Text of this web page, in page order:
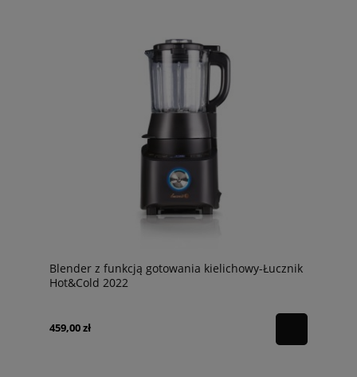
Blender z funkcją gotowania kielichowy-Łucznik
Hot&Cold 2022
459,00 zł